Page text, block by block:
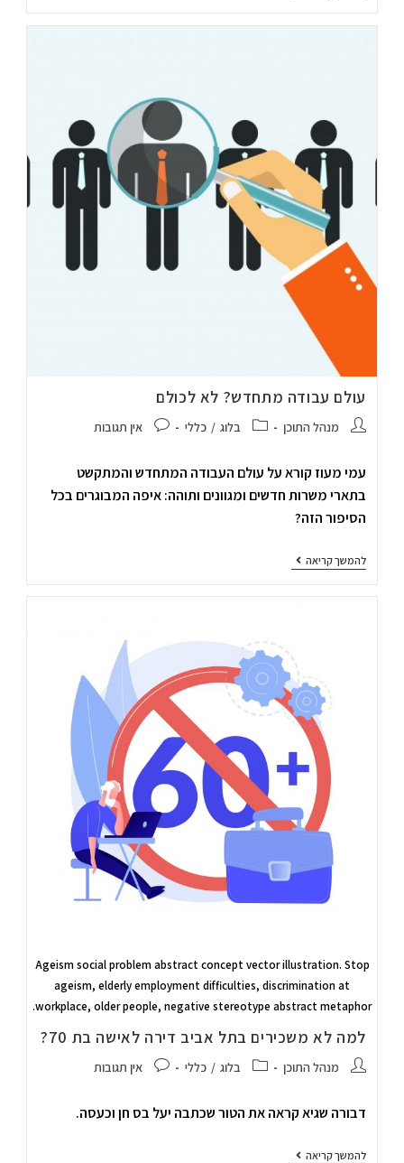
עולם עבודה מתחדש? לא לכולם
מנהל התוכן בלוג / כללי אין תגובות
עמי מעוז קורא על עולם העבודה המתחדש והמתקשט
בתארי משרות חדשים ומגוונים ותוהה: איפה המבוגרים בכל
הסיפור הזה?
להמשך קריאה
Ageism social problem abstract concept vector illustration. Stop
ageism, elderly employment difficulties, discrimination at
workplace, older people, negative stereotype abstract metaphor.
למה לא משכירים בתל אביב דירה לאישה בת 70?
מנהל התוכן בלוג / כללי אין תגובות
דבורה שגיא קראה את הטור שכתבה יעל בס חן וכעסה.
להמשך קריאה